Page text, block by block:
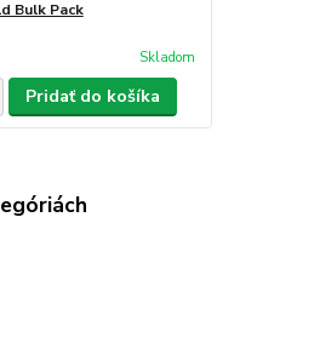
Bulk Pack
Skladom
Pridať do košíka